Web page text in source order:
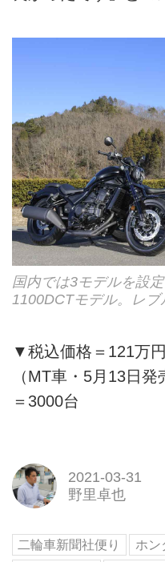
国内では3モデルを設
1100DCTモデル。レ
▼税込価格＝121万
（MT車・5月13日
＝3000台
2021-03-31
野里卓也
二輪車新聞社便り ホン